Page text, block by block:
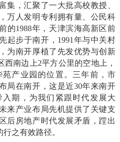
集，汇聚了一大批高校教授、
万人发明专利拥有量、公民科
的1988年，天津滨海高新区前
起步于南开，1991年与中关村
为南开厚植了先发优势与创新
西南边上2平方公里的空地上，
产业园的位置。三年前，市
局在南开，这是近30年来南开
期，为我们紧跟时代发展大
来产业布局先机提供了关键支
后房地产时代发展矛盾，蹚出
之有效路径。